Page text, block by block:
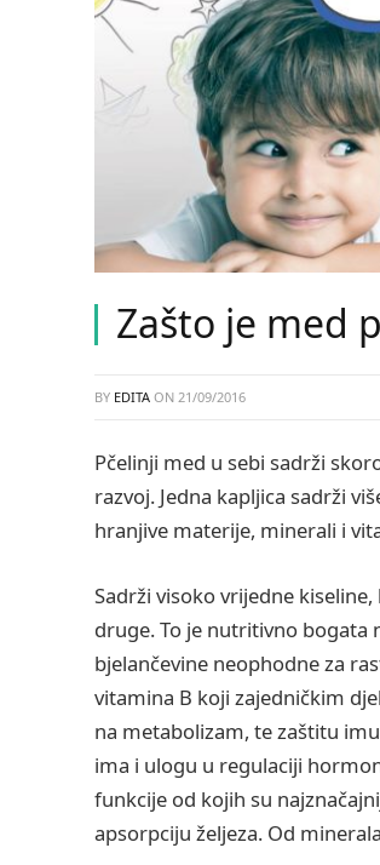
Zašto je med
BY EDITA ON 21/09/2016
Pčelinji med u sebi sadrži
razvoj. Jedna kapljica sadrži
hranjive materije, minerali i
Sadrži visoko vrijedne
druge. To je nutritivno bogata
bjelančevine neophodne za
vitamina B koji zajedničkim
na metabolizam, te zaštitu
ima i ulogu u regulaciji
funkcije od kojih su
apsorpciju željeza. Od